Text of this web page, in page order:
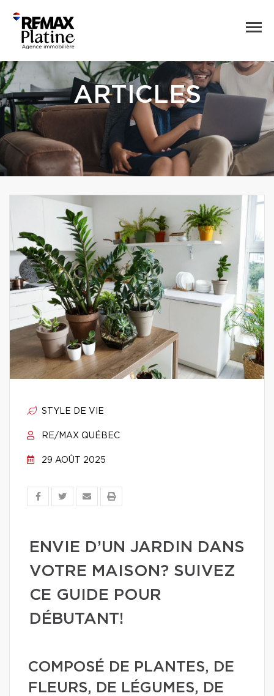
ARTICLES
STYLE DE VIE
RE/MAX QUÉBEC
29 AOÛT 2025
ENVIE D’UN JARDIN DANS
VOTRE MAISON? SUIVEZ
CE GUIDE POUR
DÉBUTANT!
COMPOSÉ DE PLANTES, DE
FLEURS, DE LÉGUMES, DE